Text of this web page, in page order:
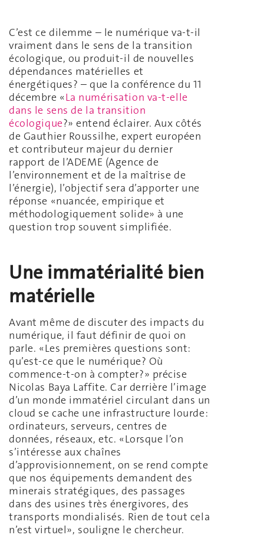
C’est ce dilemme – le numérique va-t-il
vraiment dans le sens de la transition
écologique, ou produit-il de nouvelles
dépendances matérielles et
énergétiques? – que la conférence du 11
décembre «La numérisation va-t-elle
dans le sens de la transition
écologique?» entend éclairer. Aux côtés
de Gauthier Roussilhe, expert européen
et contributeur majeur du dernier
rapport de l’ADEME (Agence de
l’environnement et de la maîtrise de
l’énergie), l’objectif sera d’apporter une
réponse «nuancée, empirique et
méthodologiquement solide» à une
question trop souvent simplifiée.
Une immatérialité bien
matérielle
Avant même de discuter des impacts du
numérique, il faut définir de quoi on
parle. «Les premières questions sont:
qu’est-ce que le numérique? Où
commence-t-on à compter?» précise
Nicolas Baya Laffite. Car derrière l’image
d’un monde immatériel circulant dans un
cloud se cache une infrastructure lourde:
ordinateurs, serveurs, centres de
données, réseaux, etc. «Lorsque l’on
s’intéresse aux chaînes
d’approvisionnement, on se rend compte
que nos équipements demandent des
minerais stratégiques, des passages
dans des usines très énergivores, des
transports mondialisés. Rien de tout cela
n’est virtuel», souligne le chercheur.